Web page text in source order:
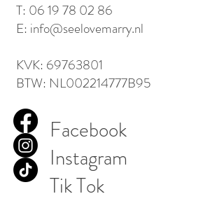
T: 06 19 78 02 86
E: info@seelovemarry.nl
KVK: 69763801
BTW: NL002214777B95​​​
Facebook
Instagram
Tik Tok